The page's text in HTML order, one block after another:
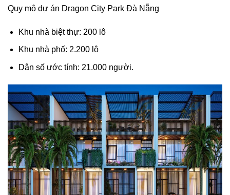
Quy mô dự án Dragon City Park Đà Nẵng
Khu nhà biệt thự: 200 lô
Khu nhà phố: 2.200 lô
Dân số ước tính: 21.000 người.